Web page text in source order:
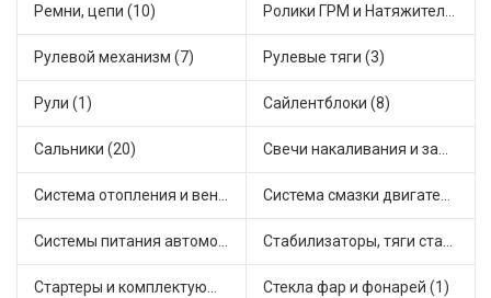
Ремни, цепи (10) Ролики ГРМ и Натяжители (16)
Рулевой механизм (7) Рулевые тяги (3)
Рули (1) Сайлентблоки (8)
Сальники (20) Свечи накаливания и зажигания (22)
Система отопления и вентиляции (8) Система смазки двигателя (5)
Системы питания автомобиля (12) Стабилизаторы, тяги стабилизатора, стойки стабилиз (4)
Стартеры и комплектующие (20) Стекла фар и фонарей (1)